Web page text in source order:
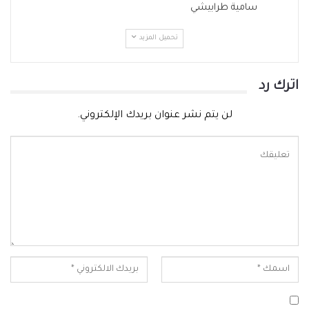
سامية طرابيشي
تحميل المزيد
اترك رد
لن يتم نشر عنوان بريدك الإلكتروني.